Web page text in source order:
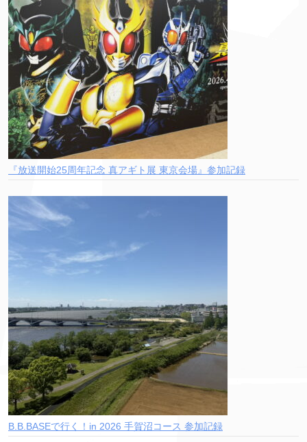
『放送開始25周年記念 真アギト展 東京会場』参加記録
B.B.BASEで行く！in 2026 手賀沼コース 参加記録